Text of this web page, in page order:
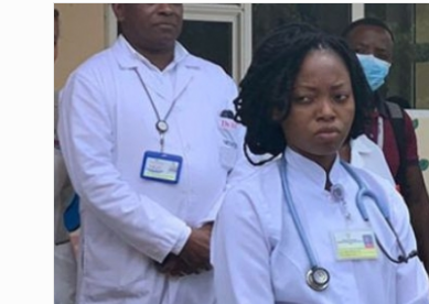
Um dos casos mais
A cidade de Bunia,
O pagamento marca o
O programa, cuja
A nova legislação
O Departamento de